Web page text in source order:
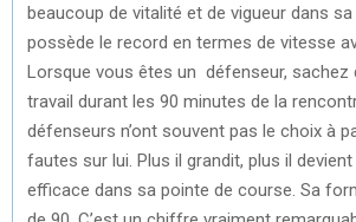
beaucoup de vitalité et de vigueur dans
possède le record en termes de vitesse
Lorsque vous êtes un défenseur, sachez
travail durant les 90 minutes de la
défenseurs n’ont souvent pas le choix à
fautes sur lui. Plus il grandit, plus il
efficace dans sa pointe de course. Sa